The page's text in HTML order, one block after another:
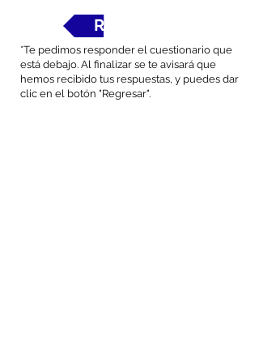
Regresar
*Te pedimos responder el cuestionario que
está debajo. Al finalizar se te avisará que
hemos recibido tus respuestas, y puedes dar
clic en el botón "Regresar".